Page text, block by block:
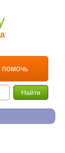
помочь
Найти